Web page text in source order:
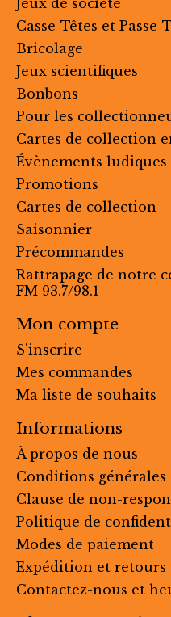
Jeux de société
Casse-Têtes et Passe-
Bricolage
Jeux scientifiques
Bonbons
Pour les
Cartes de collection
Évènements ludiques
Promotions
Cartes de collection
Saisonnier
Précommandes
Rattrapage de notre
FM 93.7/98.1
Mon compte
S'inscrire
Mes commandes
Ma liste de souhaits
Informations
À propos de nous
Conditions générales
Clause de non-
Politique de
Modes de paiement
Expédition et retours
Contactez-nous et